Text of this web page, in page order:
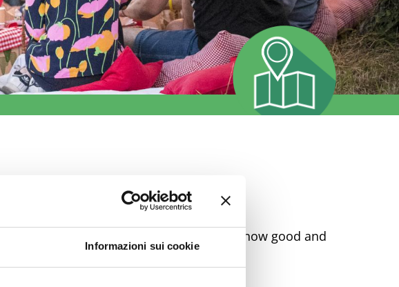
Informazioni sui cookie
nature and gastronomy to get to know good and
flavors.